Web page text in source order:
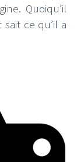
Quoiqu’il
ce qu’il a